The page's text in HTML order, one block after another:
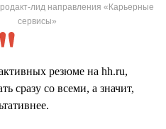
лид направления «Карьерные
сервисы»
резюме на hh.ru,
сразу со всеми, а значит,